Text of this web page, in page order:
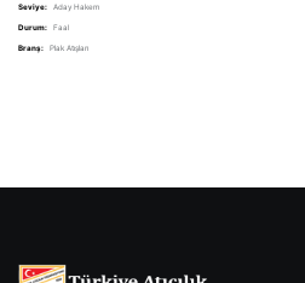
Seviye: Aday Hakem
Durum: Faal
Branş: Plak Atışları